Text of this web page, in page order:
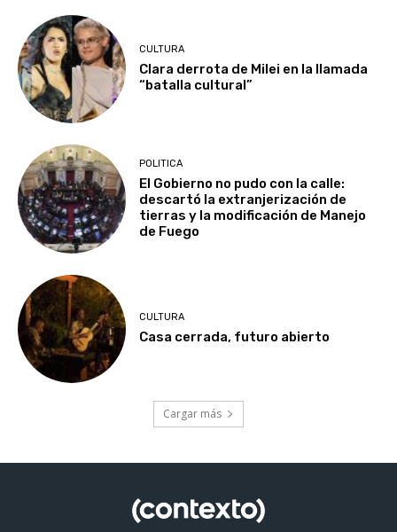
CULTURA
Clara derrota de Milei en la llamada
“batalla cultural”
POLITICA
El Gobierno no pudo con la calle:
descartó la extranjerización de
tierras y la modificación de Manejo
de Fuego
CULTURA
Casa cerrada, futuro abierto
Cargar más